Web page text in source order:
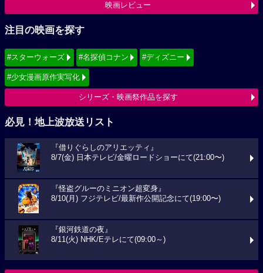
映画レビュー
注目の映画を探す
#スターウォーズ #名探偵コナン #ディズニー
#少女漫画原作実写化
シリーズ・映画祭作品を探す
必見！地上波放送リスト
『借りぐらしのアリエッティ』
8/7(金) 日本テレビ/金曜ロードショーにて(21:00〜)
『怪盗グルーのミニオン超変身』
8/10(月) フジテレビ/最新作公開記念にて(19:00〜)
『銀河鉄道の夜』
8/11(火) NHK/Eテレにて(09:00～)